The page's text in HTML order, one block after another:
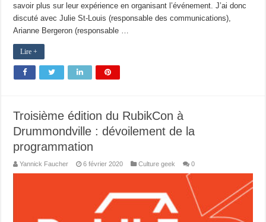
savoir plus sur leur expérience en organisant l’événement. J’ai donc
discuté avec Julie St-Louis (responsable des communications),
Arianne Bergeron (responsable …
Lire +
Troisième édition du RubikCon à
Drummondville : dévoilement de la
programmation
Yannick Faucher 6 février 2020 Culture geek 0